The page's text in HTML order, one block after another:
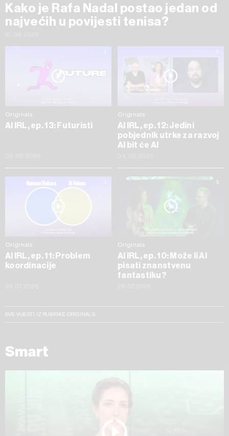
Kako je Rafa Nadal postao jedan od
najvećih u povijesti tenisa?
Originals
AI IRL, ep. 13: Futuristi
Originals
AI IRL, ep. 12: Jedini
pobjednik utrke za razvoj
AI bit će AI
Originals
AI IRL, ep. 11: Problem
koordinacije
Originals
AI IRL, ep. 10: Može li AI
pisati znanstvenu
fantastiku?
SVE VIJESTI IZ RUBRIKE ORIGINALS
Smart